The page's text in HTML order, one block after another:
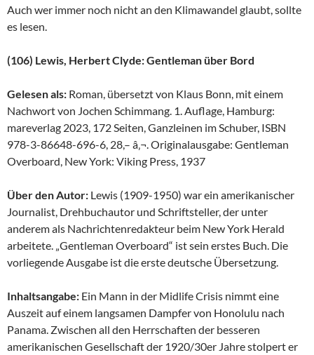
Auch wer immer noch nicht an den Klimawandel glaubt, sollte
es lesen.
(106) Lewis, Herbert Clyde: Gentleman über Bord
Gelesen als: Roman, übersetzt von Klaus Bonn, mit einem
Nachwort von Jochen Schimmang. 1. Auflage, Hamburg:
mareverlag 2023, 172 Seiten, Ganzleinen im Schuber, ISBN
978-3-86648-696-6, 28,– â‚¬. Originalausgabe: Gentleman
Overboard, New York: Viking Press, 1937
Über den Autor: Lewis (1909-1950) war ein amerikanischer
Journalist, Drehbuchautor und Schriftsteller, der unter
anderem als Nachrichtenredakteur beim New York Herald
arbeitete. „Gentleman Overboard“ ist sein erstes Buch. Die
vorliegende Ausgabe ist die erste deutsche Übersetzung.
Inhaltsangabe: Ein Mann in der Midlife Crisis nimmt eine
Auszeit auf einem langsamen Dampfer von Honolulu nach
Panama. Zwischen all den Herrschaften der besseren
amerikanischen Gesellschaft der 1920/30er Jahre stolpert er